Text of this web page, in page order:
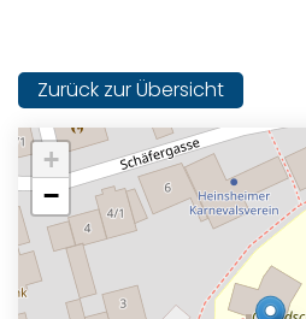
Zurück zur Übersicht
+
−